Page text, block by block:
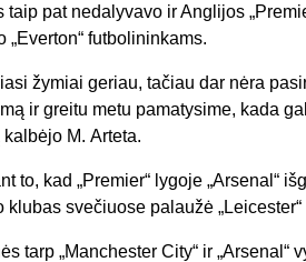
taip pat nedalyvavo ir Anglijos „
„Everton“ futbolininkams.
žymiai geriau, tačiau dar nėra
ir greitu metu pamatysime, kada
kalbėjo M. Arteta.
to, kad „Premier“ lygoje „Arsenal “
klubas svečiuose palaužė „Leicester“
tarp „Manchester City“ ir „Arsenal“